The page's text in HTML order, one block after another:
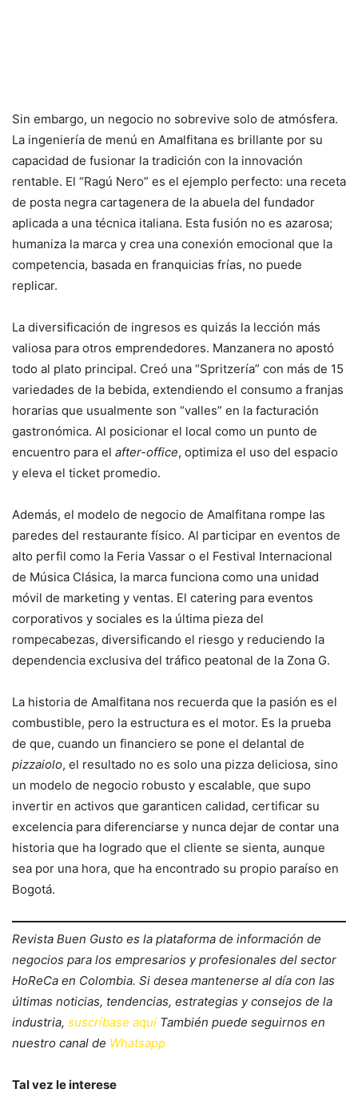
Sin embargo, un negocio no sobrevive solo de atmósfera.
La ingeniería de menú en Amalfitana es brillante por su
capacidad de fusionar la tradición con la innovación
rentable. El “Ragú Nero” es el ejemplo perfecto: una receta
de posta negra cartagenera de la abuela del fundador
aplicada a una técnica italiana. Esta fusión no es azarosa;
humaniza la marca y crea una conexión emocional que la
competencia, basada en franquicias frías, no puede
replicar.
La diversificación de ingresos es quizás la lección más
valiosa para otros emprendedores. Manzanera no apostó
todo al plato principal. Creó una “Spritzería” con más de 15
variedades de la bebida, extendiendo el consumo a franjas
horarias que usualmente son “valles” en la facturación
gastronómica. Al posicionar el local como un punto de
encuentro para el after-office, optimiza el uso del espacio
y eleva el ticket promedio.
Además, el modelo de negocio de Amalfitana rompe las
paredes del restaurante físico. Al participar en eventos de
alto perfil como la Feria Vassar o el Festival Internacional
de Música Clásica, la marca funciona como una unidad
móvil de marketing y ventas. El catering para eventos
corporativos y sociales es la última pieza del
rompecabezas, diversificando el riesgo y reduciendo la
dependencia exclusiva del tráfico peatonal de la Zona G.
La historia de Amalfitana nos recuerda que la pasión es el
combustible, pero la estructura es el motor. Es la prueba
de que, cuando un financiero se pone el delantal de
pizzaiolo, el resultado no es solo una pizza deliciosa, sino
un modelo de negocio robusto y escalable, que supo
invertir en activos que garanticen calidad, certificar su
excelencia para diferenciarse y nunca dejar de contar una
historia que ha logrado que el cliente se sienta, aunque
sea por una hora, que ha encontrado su propio paraíso en
Bogotá.
Revista Buen Gusto es la plataforma de información de
negocios para los empresarios y profesionales del sector
HoReCa en Colombia. Si desea mantenerse al día con las
últimas noticias, tendencias, estrategias y consejos de la
industria, suscríbase aquí También puede seguirnos en
nuestro canal de Whatsapp
Tal vez le interese